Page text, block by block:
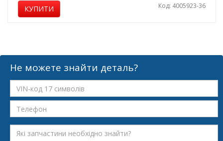
КУПИТИ Код: 4005923-36
Не можете знайти деталь?